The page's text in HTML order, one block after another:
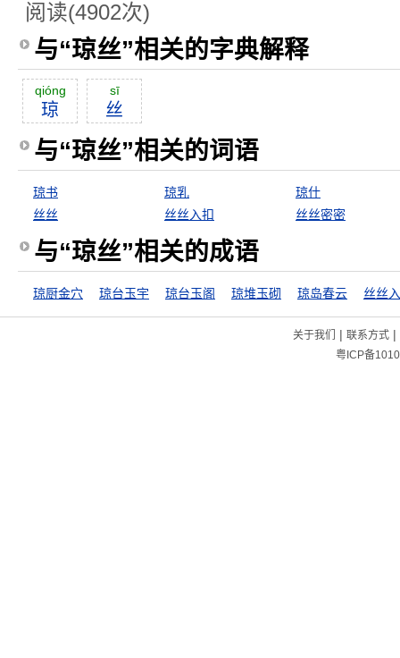
阅读(4902次)
与“琼丝”相关的字典解释
qióng
琼
sī
丝
与“琼丝”相关的词语
琼书 琼乳
琼什
丝丝
丝丝入扣 丝丝密密
与“琼丝”相关的成语
琼厨金穴 琼台玉宇 琼台玉阁 琼堆玉砌 琼岛春云 丝丝
关于我们 | 联系方式|
粤ICP备